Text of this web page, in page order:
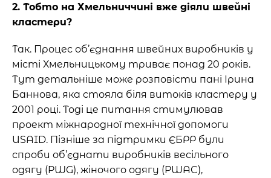
2. Тобто на Хмельниччині вже діяли швейні
кластери?
Так. Процес об’єднання швейних виробників у
місті Хмельницькому триває понад 20 років.
Тут детальніше може розповісти пані Ірина
Баннова, яка стояла біля витоків кластеру у
2001 році. Тоді це питання стимулював
проект міжнародної технічної допомоги
USAID. Пізніше за підтримки ЄБРР були
спроби об’єднати виробників весільного
одягу (PWG), жіночого одягу (PWAC),